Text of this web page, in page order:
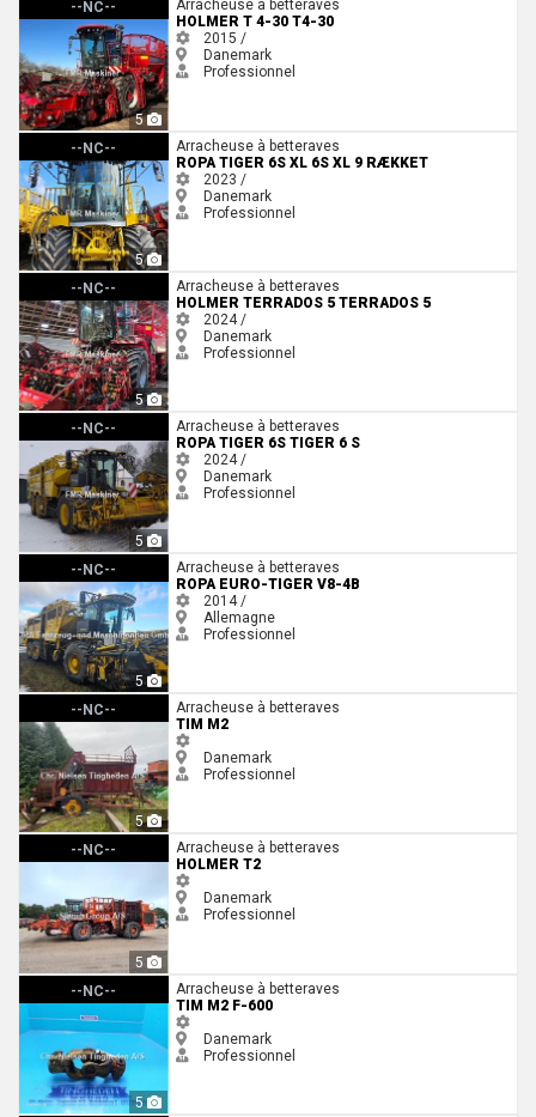
--NC--
5
Arracheuse à betteraves
HOLMER T 4-30 T4-30
2015 /
Danemark
Professionnel
--NC--
5
Ropa Tiger 6s XL 6s XL 9 rækketArracheuse à betteraves
ROPA TIGER 6S XL 6S XL 9 RÆKKET
2023 /
Danemark
Professionnel
--NC--
5
Holmer TerraDos 5 TerraDos 5Arracheuse à betteraves
HOLMER TERRADOS 5 TERRADOS 5
2024 /
Danemark
Professionnel
--NC--
5
Ropa Tiger 6S Tiger 6 S
Arracheuse à betteraves
ROPA TIGER 6S TIGER 6 S
2024 /
Danemark
Professionnel
--NC--
5
Ropa euro-Tiger V8-4b
Arracheuse à betteraves
ROPA EURO-TIGER V8-4B
2014 /
Allemagne
Professionnel
--NC--
5
Arracheuse à betteraves
TIM M2
Danemark
Professionnel
--NC--
5
Holmer T2
Arracheuse à betteraves
HOLMER T2
Danemark
Professionnel
--NC--
5
Tim M2 F-600
Arracheuse à betteraves
TIM M2 F-600
Danemark
Professionnel